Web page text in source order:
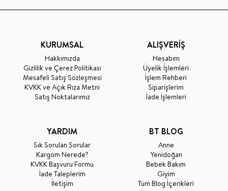
KURUMSAL
Hakkımızda
Gizlilik ve Çerez Politikası
Mesafeli Satış Sözleşmesi
KVKK ve Açık Rıza Metni
Satış Noktalarımız
ALIŞVERİŞ
Hesabım
Üyelik İşlemleri
İşlem Rehberi
Siparişlerim
İade İşlemleri
YARDIM
Sık Sorulan Sorular
Kargom Nerede?
KVKK Başvuru Formu
İade Taleplerim
İletişim
BT BLOG
Anne
Yenidoğan
Bebek Bakım
Giyim
Tüm Blog İçerikleri